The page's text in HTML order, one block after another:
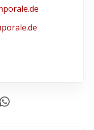
WhatsApp